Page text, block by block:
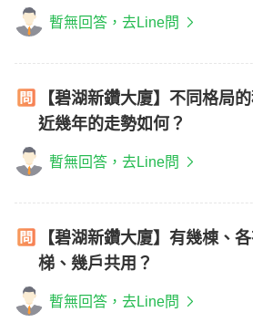
暫無回答，去Line問
【碧湖新鑽大廈】不同格局
近幾年的走勢如何？
暫無回答，去Line問
【碧湖新鑽大廈】有幾棟、
梯、幾戶共用？
暫無回答，去Line問